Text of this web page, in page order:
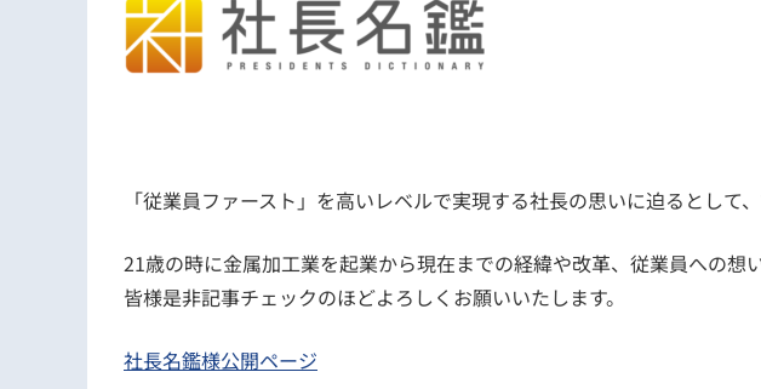
「従業員ファースト」を高いレベルで実現する社長の思いに迫るとして
21歳の時に金属加工業を起業から現在までの経緯や改革、従業員への想
皆様是非記事チェックのほどよろしくお願いいたします。
社長名鑑様公開ページ